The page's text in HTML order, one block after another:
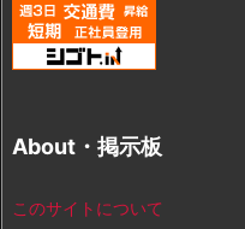
About・掲示板
このサイトについて